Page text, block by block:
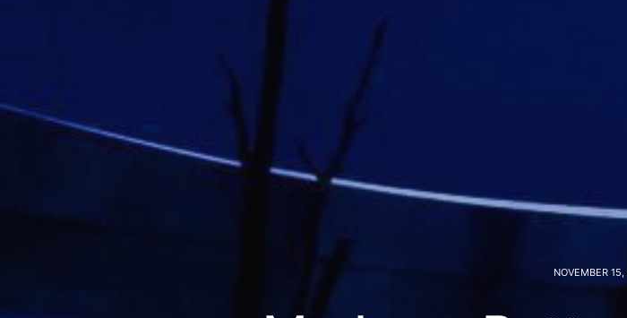
NOVEMBER